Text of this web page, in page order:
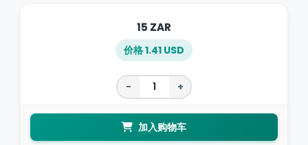
15 ZAR
价格 1.41 USD
− +
加入购物车